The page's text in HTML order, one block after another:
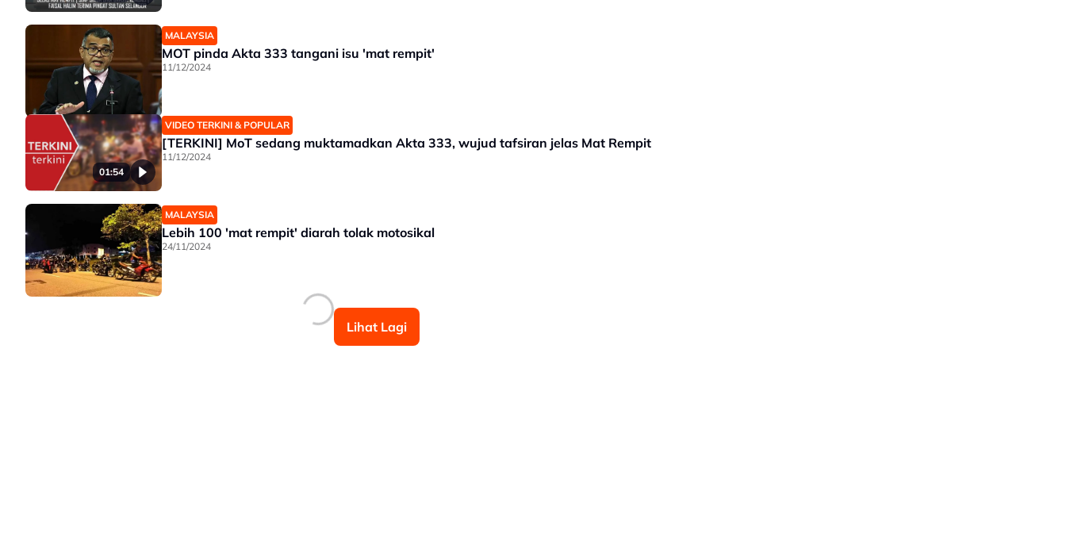
MALAYSIA
MOT pinda Akta 333 tangani isu 'mat rempit'
11/12/2024
01:54
VIDEO TERKINI & POPULAR
[TERKINI] MoT sedang muktamadkan Akta 333, wujud tafsiran jelas Mat Rempit
11/12/2024
MALAYSIA
Lebih 100 'mat rempit' diarah tolak motosikal
24/11/2024
Lihat Lagi